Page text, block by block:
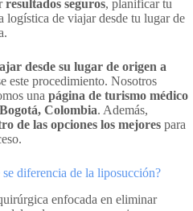
resultados seguros, planificar tu
logística de viajar desde tu lugar de
desde su lugar de origen a
este procedimiento. Nosotros
una página de turismo médico
Colombia. Además,
de las opciones los mejores para
diferencia de la liposucción?
enfocada en eliminar